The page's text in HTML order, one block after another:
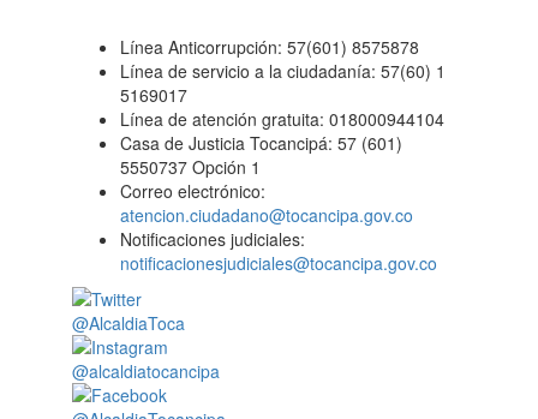
Línea Anticorrupción: 57(601) 8575878
Línea de servicio a la ciudadanía: 57(60) 1
5169017
Línea de atención gratuita: 018000944104
Casa de Justicia Tocancipá: 57 (601)
5550737 Opción 1
Correo electrónico:
atencion.ciudadano@tocancipa.gov.co
Notificaciones judiciales:
notificacionesjudiciales@tocancipa.gov.co
@AlcaldiaToca
@alcaldiatocancipa